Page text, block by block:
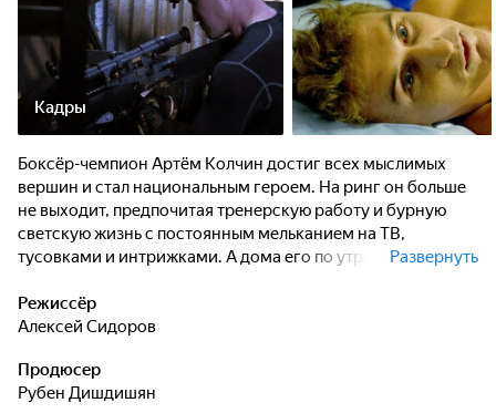
Кадры
Боксёр-чемпион Артём Колчин достиг всех мыслимых
вершин и стал национальным героем. На ринг он больше
не выходит, предпочитая тренерскую работу и бурную
светскую жизнь с постоянным мельканием на ТВ,
тусовками и интрижками. А дома его по утрам встречают
Артёма, которого она когда-то полюбила... Внешне
благополучному существованию Колчина приходит
знаменитый Куэрте. Артём подозревает, что тот
использует некую запрещенную технику. За
Развернуть
Режиссёр
Алексей Сидоров
Продюсер
Рубен Дишдишян